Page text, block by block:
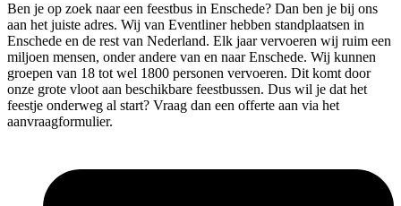
Ben je op zoek naar een feestbus in Enschede? Dan ben je bij ons
aan het juiste adres. Wij van Eventliner hebben standplaatsen in
Enschede en de rest van Nederland. Elk jaar vervoeren wij ruim een
miljoen mensen, onder andere van en naar Enschede. Wij kunnen
groepen van 18 tot wel 1800 personen vervoeren. Dit komt door
onze grote vloot aan beschikbare feestbussen. Dus wil je dat het
feestje onderweg al start? Vraag dan een offerte aan via het
aanvraagformulier.